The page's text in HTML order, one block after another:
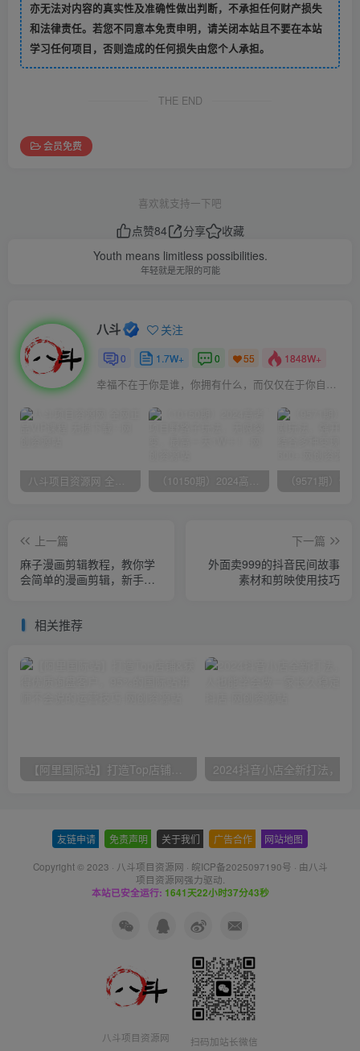
亦无法对内容的真实性及准确性做出判断，不承担任何财产损失
和法律责任。若您不同意本免责申明，请关闭本站且不要在本站
学习任何项目，否则造成的任何损失由您个人承担。
THE END
会员免费
喜欢就支持一下吧
点赞84 分享
收藏
Youth means limitless possibilities.
年轻就是无限的可能
八斗 关注
0 1.7W+ 0 55 1848W+
幸福不在于你是谁，你拥有什么，而仅仅在于你自己怎么看待
八斗项目资源网 全网正品VIP课程 无损下载~ （10150期）2024高考项目野路子玩法，无限裂变，最高一天1W＋！
上一篇
麻子漫画剪辑教程，教你学
会简单的漫画剪辑，新手必
下一篇
外面卖999的抖音民间故事
素材和剪映使用技巧
相关推荐
【阿里国际站】打造Top店铺&获得优质询盘客户，​95%的国际站讲师不会说的运营技巧
友链申请 免责声明 关于我们 广告合作 网站地图
Copyright © 2023 · 八斗项目资源网 · 皖ICP备2025097190号 · 由八斗
项目资源网强力驱动.
本站已安全运行: 1641天22小时37分43秒
八斗项目资源网 扫码加站长微信